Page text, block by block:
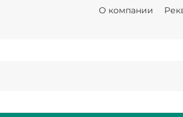
О компании